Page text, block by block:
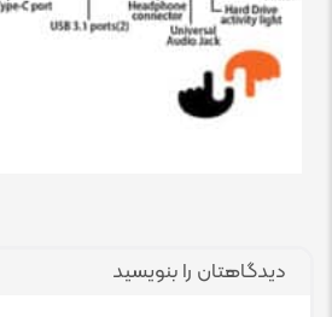
دیدگاهتان را بنویسید